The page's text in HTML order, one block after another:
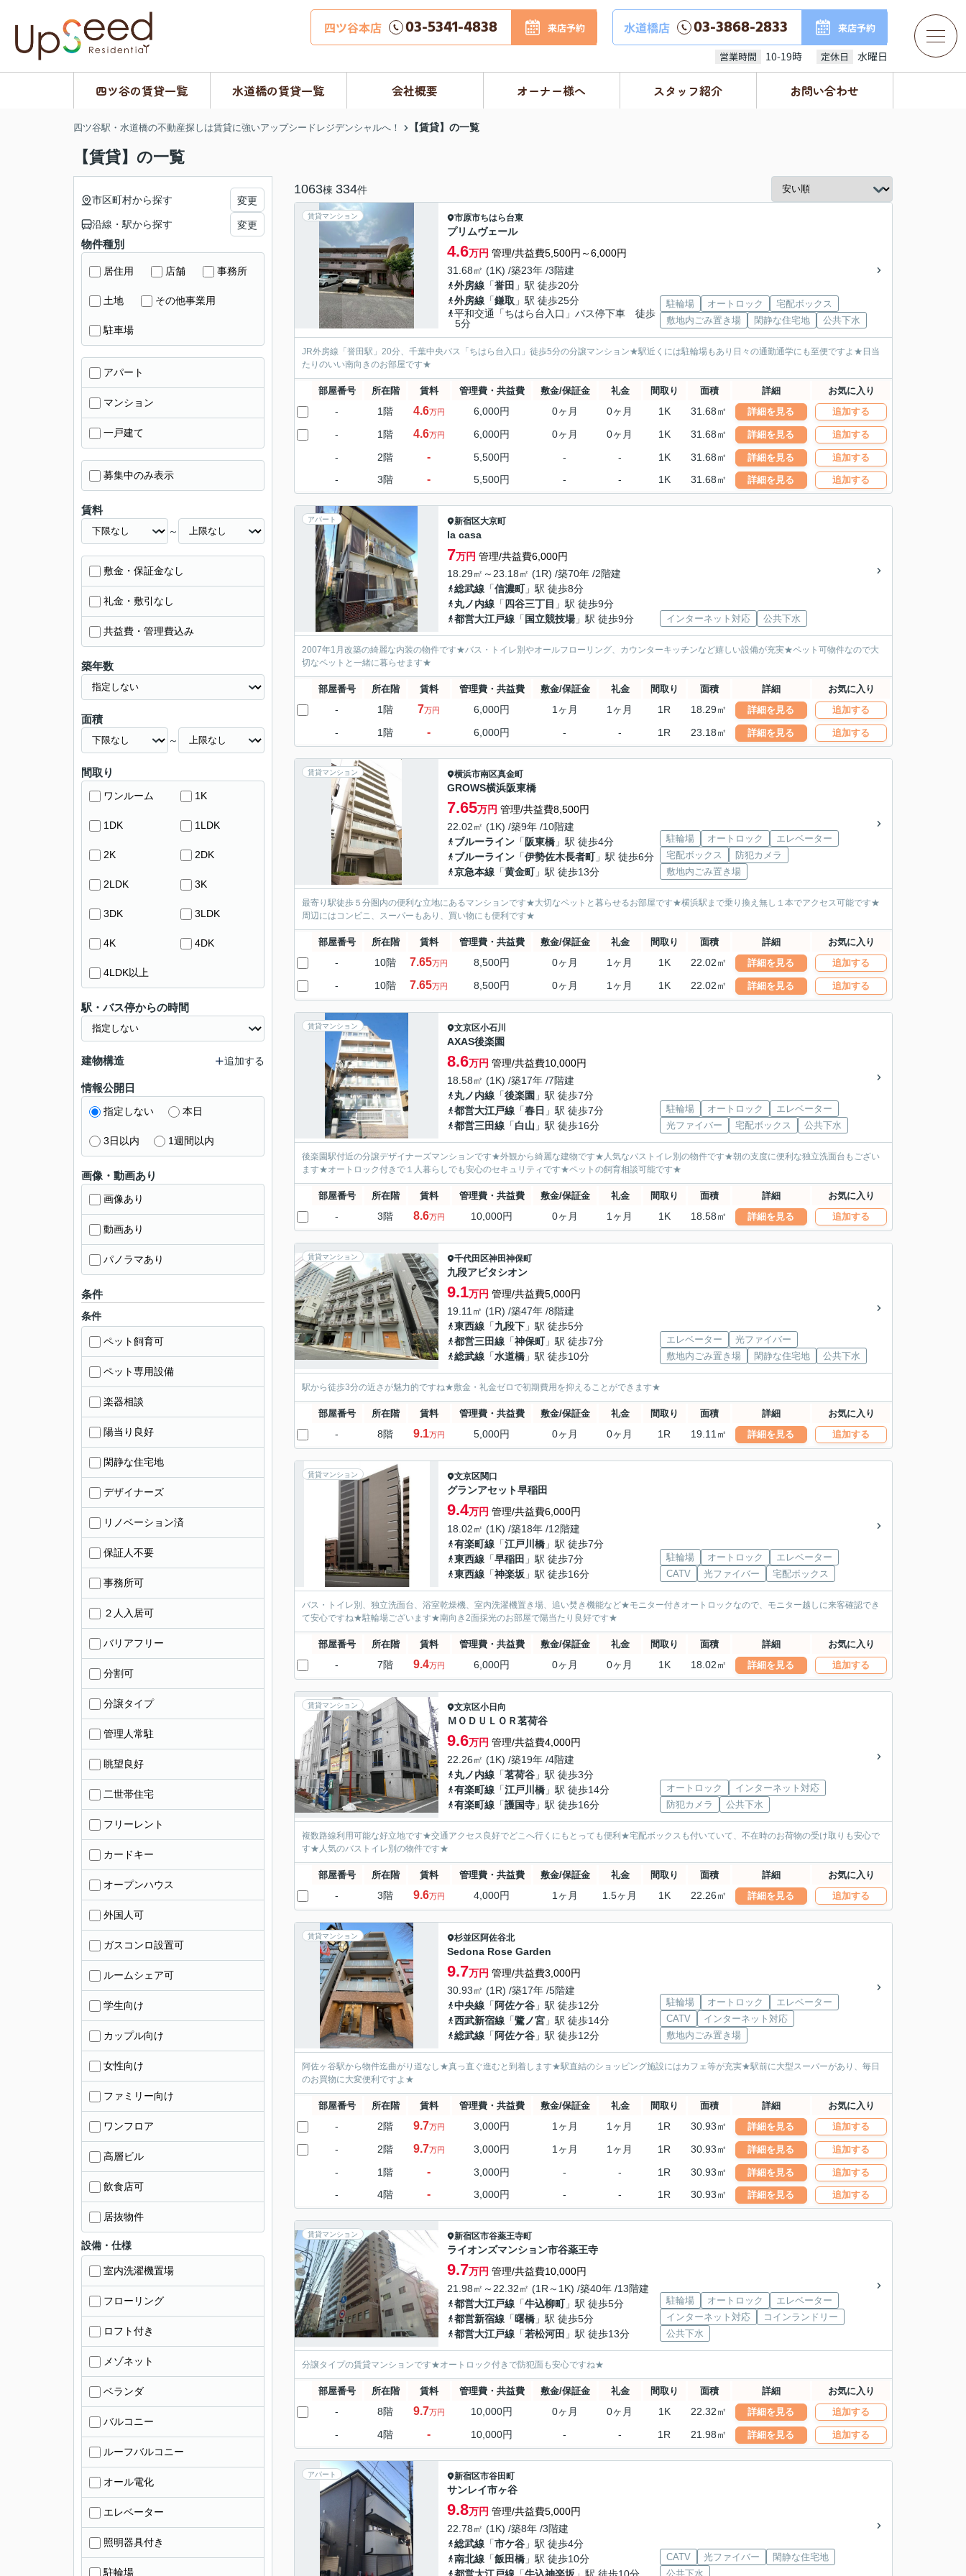
四ツ谷本店 03-5341-4838 来店予約 水道橋店 03-3868-2833 来店予約
営業時間 10-19時 定休日 水曜日
四ツ谷の賃貸一覧 水道橋の賃貸一覧 会社概要 オーナー様へ スタッフ紹介 お問い合わせ
四ツ谷駅・水道橋の不動産探しは賃貸に強いアップシードレジデンシャルへ！ 【賃貸】の一覧
【賃貸】の一覧
1063棟 334件
賃貸マンション 市原市ちはら台東
プリムヴェール
4.6万円 管理/共益費5,500円～6,000円
31.68㎡ (1K) /築23年 /3階建
外房線 「誉田 」駅 徒歩20分
外房線 「鎌取 」駅 徒歩25分
平和交通「ちはら台入口」バス停下車 徒歩
5分
駐輪場 オートロック
宅配ボックス
敷地内ごみ置き場
閑静な住宅地 公共下水
JR外房線「誉田駅」20分、千葉中央バス「ちはら台入口」徒歩5分の分譲マンション★駅近くには駐輪場もあり日々の通勤通学にも至便ですよ★日当
たりのいい南向きのお部屋です★
部屋番号 所在階 賃料 管理費・共益費 敷金/保証金 礼金 間取り 面積 詳細 お気に入り
- 1階 4.6万円 6,000円 0ヶ月 0ヶ月 1K 31.68㎡ 詳細を見る 追加する
- 1階 4.6万円 6,000円 0ヶ月 0ヶ月 1K 31.68㎡ 詳細を見る 追加する
- 2階 - 5,500円 - - 1K 31.68㎡ 詳細を見る 追加する
- 3階 - 5,500円 - - 1K 31.68㎡ 詳細を見る 追加する
アパート 新宿区大京町
la casa
7万円 管理/共益費6,000円
18.29㎡～23.18㎡ (1R) /築70年 /2階建
総武線 「信濃町」駅 徒歩8分
丸ノ内線 「 四谷三丁目 」駅 徒歩9分
都営大江戸線 「 国立競技場」駅 徒歩9分 インターネット対応 公共下水
2007年1月改築の綺麗な内装の物件です★バス・トイレ別やオールフローリング、カウンターキッチンなど嬉しい設備が充実★ペット可物件なので大
切なペットと一緒に暮らせます★
部屋番号 所在階 賃料 管理費・共益費 敷金/保証金 礼金 間取り 面積 詳細 お気に入り
- 1階 7万円 6,000円 1ヶ月 1ヶ月 1R 18.29㎡ 詳細を見る 追加する
- 1階 - 6,000円 - - 1R 23.18㎡ 詳細を見る 追加する
賃貸マンション 横浜市南区真金町
GROWS横浜阪東橋
7.65万円 管理/共益費8,500円
22.02㎡ (1K) /築9年 /10階建
ブルーライン 「 阪東橋 」駅 徒歩4分
ブルーライン 「伊勢佐木長者町」駅 徒歩6分
京急本線 「黄金町」駅 徒歩13分
駐輪場 オートロック
エレベーター
宅配ボックス
防犯カメラ
敷地内ごみ置き場
最寄り駅徒歩５分圏内の便利な立地にあるマンションです★大切なペットと暮らせるお部屋です★横浜駅まで乗り換え無し１本でアクセス可能です★
周辺にはコンビニ、スーパーもあり、買い物にも便利です★
部屋番号 所在階 賃料 管理費・共益費 敷金/保証金 礼金 間取り 面積 詳細 お気に入り
- 10階 7.65万円 8,500円 0ヶ月 1ヶ月 1K 22.02㎡ 詳細を見る 追加する
- 10階 7.65万円 8,500円 0ヶ月 1ヶ月 1K 22.02㎡ 詳細を見る 追加する
賃貸マンション 文京区小石川
AXAS後楽園
8.6万円 管理/共益費10,000円
18.58㎡ (1K) /築17年 /7階建
丸ノ内線 「後楽園 」駅 徒歩7分
都営大江戸線 「春日 」駅 徒歩7分
都営三田線 「白山 」駅 徒歩16分
駐輪場 オートロック
エレベーター
光ファイバー
宅配ボックス 公共下水
後楽園駅付近の分譲デザイナーズマンションです★外観から綺麗な建物です★人気なバストイレ別の物件です★朝の支度に便利な独立洗面台もござい
ます★オートロック付きで１人暮らしでも安心のセキュリティです★ペットの飼育相談可能です★
部屋番号 所在階 賃料 管理費・共益費 敷金/保証金 礼金 間取り 面積 詳細 お気に入り
- 3階 8.6万円 10,000円 0ヶ月 1ヶ月 1K 18.58㎡ 詳細を見る 追加する
賃貸マンション 千代田区神田神保町
九段アビタシオン
9.1万円 管理/共益費5,000円
19.11㎡ (1R) /築47年 /8階建
東西線 「九段下 」駅 徒歩5分
都営三田線 「神保町」駅 徒歩7分
総武線 「水道橋 」駅 徒歩10分
エレベーター
光ファイバー
敷地内ごみ置き場
閑静な住宅地 公共下水
駅から徒歩3分の近さが魅力的ですね★敷金・礼金ゼロで初期費用を抑えることができます★
部屋番号 所在階 賃料 管理費・共益費 敷金/保証金 礼金 間取り 面積 詳細 お気に入り
- 8階 9.1万円 5,000円 0ヶ月 0ヶ月 1R 19.11㎡ 詳細を見る 追加する
賃貸マンション 文京区関口
グランアセット早稲田
9.4万円 管理/共益費6,000円
18.02㎡ (1K) /築18年 /12階建
有楽町線 「江戸川橋 」駅 徒歩7分
東西線 「早稲田 」駅 徒歩7分
東西線 「神楽坂 」駅 徒歩16分
駐輪場 オートロック
エレベーター
CATV
光ファイバー 宅配ボックス
バス・トイレ別、独立洗面台、浴室乾燥機、室内洗濯機置き場、追い焚き機能など★モニター付きオートロックなので、モニター越しに来客確認でき
て安心ですね★駐輪場ございます★南向き2面採光のお部屋で陽当たり良好です★
部屋番号 所在階 賃料 管理費・共益費 敷金/保証金 礼金 間取り 面積 詳細 お気に入り
- 7階 9.4万円 6,000円 0ヶ月 0ヶ月 1K 18.02㎡ 詳細を見る 追加する
賃貸マンション 文京区小日向
ＭＯＤＵＬＯＲ茗荷谷
9.6万円 管理/共益費4,000円
22.26㎡ (1K) /築19年 /4階建
丸ノ内線 「茗荷谷 」駅 徒歩3分
有楽町線 「江戸川橋 」駅 徒歩14分
有楽町線 「護国寺 」駅 徒歩16分
オートロック
インターネット対応
防犯カメラ
公共下水
複数路線利用可能な好立地です★交通アクセス良好でどこへ行くにもとっても便利★宅配ボックスも付いていて、不在時のお荷物の受け取りも安心で
す★人気のバストイレ別の物件です★
部屋番号 所在階 賃料 管理費・共益費 敷金/保証金 礼金 間取り 面積 詳細 お気に入り
- 3階 9.6万円 4,000円 1ヶ月 1.5ヶ月 1K 22.26㎡ 詳細を見る 追加する
賃貸マンション 杉並区阿佐谷北
Sedona Rose Garden
9.7万円 管理/共益費3,000円
30.93㎡ (1R) /築17年 /5階建
中央線 「 阿佐ケ谷 」駅 徒歩12分
西武新宿線 「鷺ノ宮 」駅 徒歩14分
総武線 「 阿佐ケ谷 」駅 徒歩12分
駐輪場 オートロック
エレベーター
CATV
インターネット対応
敷地内ごみ置き場
阿佐ヶ谷駅から物件迄曲がり道なし★真っ直ぐ進むと到着します★駅直結のショッピング施設にはカフェ等が充実★駅前に大型スーパーがあり、毎日
のお買物に大変便利ですよ★
部屋番号 所在階 賃料 管理費・共益費 敷金/保証金 礼金 間取り 面積 詳細 お気に入り
- 2階 9.7万円 3,000円 1ヶ月 1ヶ月 1R 30.93㎡ 詳細を見る 追加する
- 2階 9.7万円 3,000円 1ヶ月 1ヶ月 1R 30.93㎡ 詳細を見る 追加する
- 1階 - 3,000円 - - 1R 30.93㎡ 詳細を見る 追加する
- 4階 - 3,000円 - - 1R 30.93㎡ 詳細を見る 追加する
賃貸マンション 新宿区市谷薬王寺町
ライオンズマンション市谷薬王寺
9.7万円 管理/共益費10,000円
21.98㎡～22.32㎡ (1R～1K) /築40年 /13階建
都営大江戸線 「牛込柳町」駅 徒歩5分
都営新宿線 「曙橋 」駅 徒歩5分
都営大江戸線 「若松河田 」駅 徒歩13分
駐輪場 オートロック
エレベーター
インターネット対応
コインランドリー
公共下水
分譲タイプの賃貸マンションです★オートロック付きで防犯面も安心ですね★
部屋番号 所在階 賃料 管理費・共益費 敷金/保証金 礼金 間取り 面積 詳細 お気に入り
- 8階 9.7万円 10,000円 0ヶ月 0ヶ月 1K 22.32㎡ 詳細を見る 追加する
- 4階 - 10,000円 - - 1R 21.98㎡ 詳細を見る 追加する
アパート 新宿区市谷田町
サンレイ市ヶ谷
9.8万円 管理/共益費5,000円
22.78㎡ (1K) /築8年 /3階建
総武線 「市ケ谷 」駅 徒歩4分
南北線 「飯田橋 」駅 徒歩10分
CATV 光ファイバー
閑静な住宅地
公共下水
市区町村から探す 変更
沿線・駅から探す 変更
物件種別
居住用 店舗 事務所
土地 その他事業用
駐車場
アパート
マンション
一戸建て
募集中のみ表示
賃料
～
敷金・保証金なし
礼金・敷引なし
共益費・管理費込み
築年数
面積
～
間取り
ワンルーム 1K
1DK 1LDK
2K 2DK
2LDK 3K
3DK 3LDK
4K 4DK
4LDK以上
駅・バス停からの時間
建物構造 追加する
情報公開日
指定しない 本日
3日以内 1週間以内
画像・動画あり
画像あり
動画あり
パノラマあり
条件
条件
ペット飼育可
ペット専用設備
楽器相談
陽当り良好
閑静な住宅地
デザイナーズ
リノベーション済
保証人不要
事務所可
２人入居可
バリアフリー
分割可
分譲タイプ
管理人常駐
眺望良好
二世帯住宅
フリーレント
カードキー
オープンハウス
外国人可
ガスコンロ設置可
ルームシェア可
学生向け
カップル向け
女性向け
ファミリー向け
ワンフロア
高層ビル
飲食店可
居抜物件
設備・仕様
室内洗濯機置場
フローリング
ロフト付き
メゾネット
ベランダ
バルコニー
ルーフバルコニー
オール電化
エレベーター
照明器具付き
駐輪場